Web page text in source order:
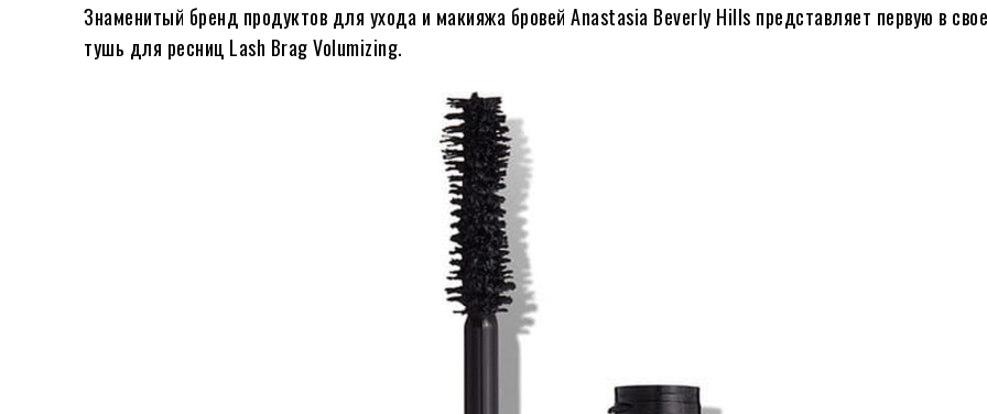
Знаменитый бренд продуктов для ухода и макияжа бровей Anastasia Beverly Hills представляет первую в
тушь для ресниц Lash Brag Volumizing.